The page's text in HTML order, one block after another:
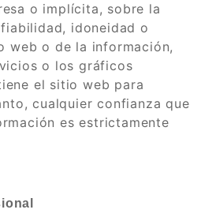
o implícita, sobre la
idoneidad o
web o de la información,
o los gráficos
el sitio web para
cualquier confianza que
es estrictamente